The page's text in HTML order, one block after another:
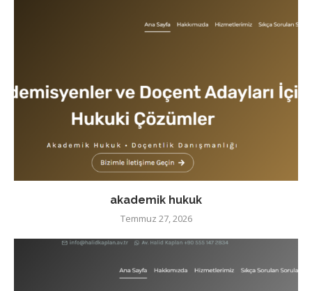
akademik hukuk
Temmuz 27, 2026